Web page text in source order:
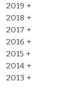
2019
2018
2017
2016
2015
2014
2013